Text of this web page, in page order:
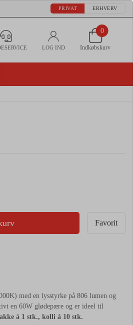
PRIVAT ERHVERV
LOG IND
0
Indkøbskurv
Favorit
med en lysstyrke på 806 lumen og
en 60W glødepære og er ideel til
á 1 stk., kolli á 10 stk.